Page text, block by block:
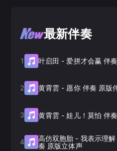
最新伴奏
1 叶启田 -爱拼才会赢 伴
2 黄霄雲 - 愿你 伴奏 原版
3 黄霄雲 -娃儿！莫怕 伴
4 高仿双胞胎 - 我表示理
奏 原版立体声